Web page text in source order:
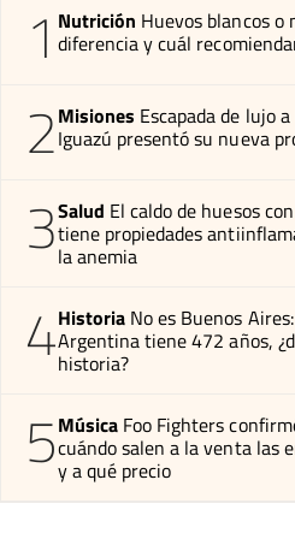
1 Nutrición Huevos blancos o
diferencia y cuál
2Misiones Escapada de lujo
Iguazú presentó su nueva
3Salud El caldo de huesos
tiene propiedades
la anemia
4Historia No es Buenos
Argentina tiene 472 años,
historia?
5Música Foo Fighters
cuándo salen a la venta las
y a qué precio